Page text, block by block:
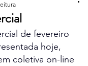
de fevereiro
hoje,
coletiva on-line